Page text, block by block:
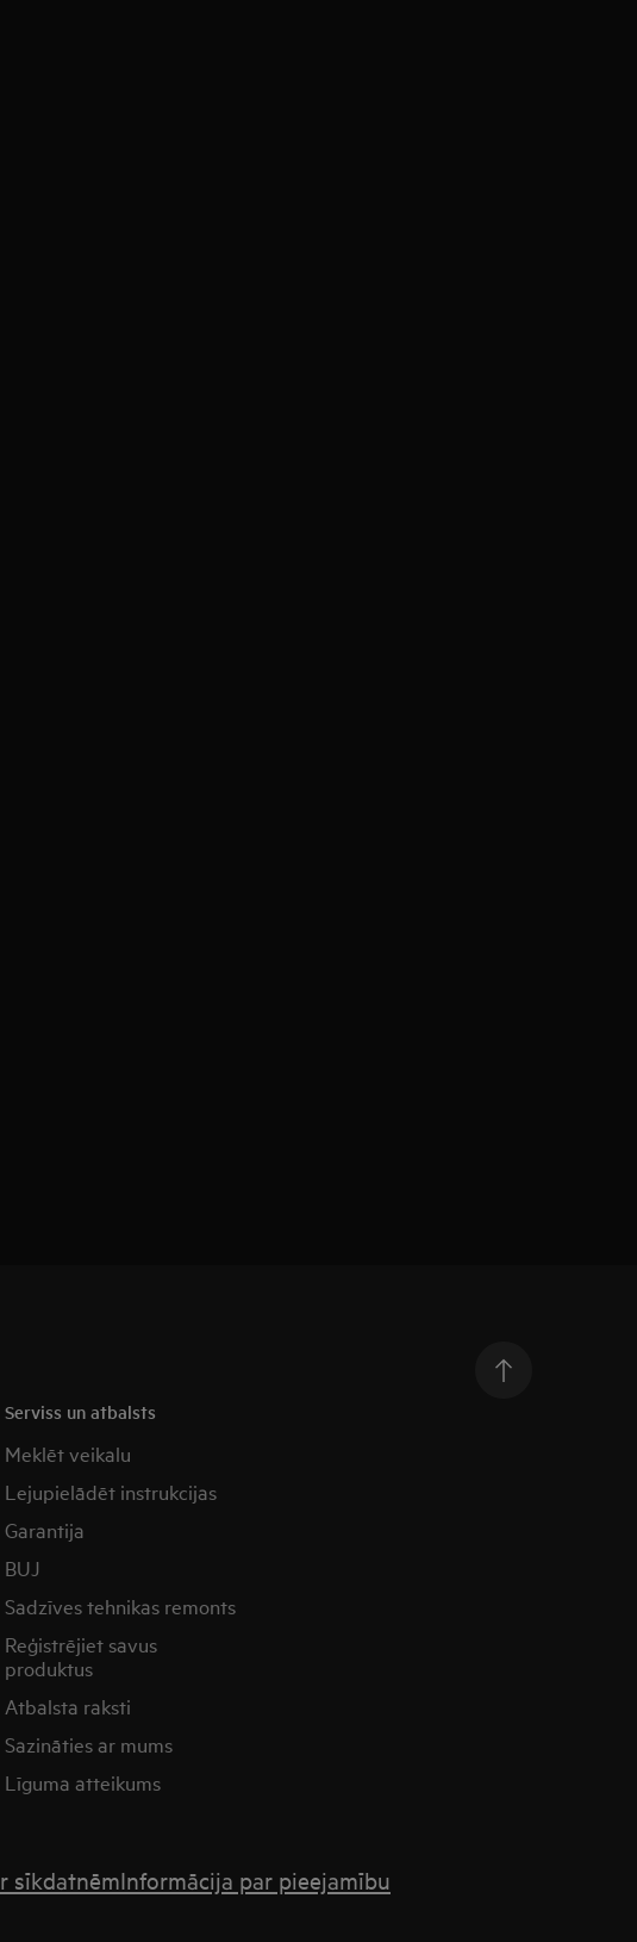
Serviss un atbalsts
Meklēt veikalu
Lejupielādēt instrukcijas
Garantija
BUJ
Sadzīves tehnikas remonts
Reģistrējiet savus
produktus
Atbalsta raksti
Sazināties ar mums
Līguma atteikums
sīkdatnēmInformācija par pieejamību